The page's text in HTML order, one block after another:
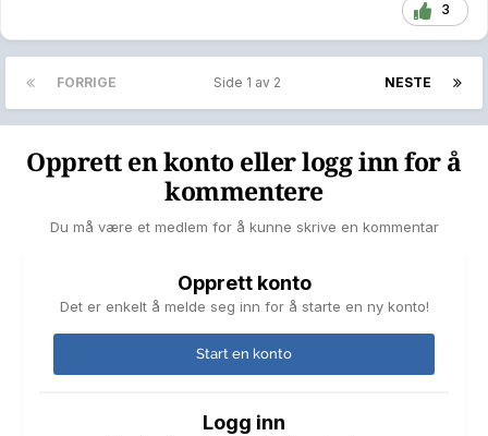
3
FORRIGE NESTE
Side 1 av 2
Opprett en konto eller logg inn for å
kommentere
Du må være et medlem for å kunne skrive en kommentar
Opprett konto
Det er enkelt å melde seg inn for å starte en ny konto!
Start en konto
Logg inn